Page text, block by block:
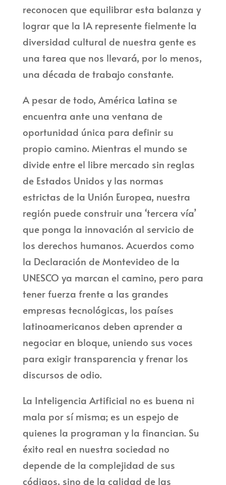
reconocen que equilibrar esta balanza y
lograr que la IA represente fielmente la
diversidad cultural de nuestra gente es
una tarea que nos llevará, por lo menos,
una década de trabajo constante.
A pesar de todo, América Latina se
encuentra ante una ventana de
oportunidad única para definir su
propio camino. Mientras el mundo se
divide entre el libre mercado sin reglas
de Estados Unidos y las normas
estrictas de la Unión Europea, nuestra
región puede construir una ‘tercera vía’
que ponga la innovación al servicio de
los derechos humanos. Acuerdos como
la Declaración de Montevideo de la
UNESCO ya marcan el camino, pero para
tener fuerza frente a las grandes
empresas tecnológicas, los países
latinoamericanos deben aprender a
negociar en bloque, uniendo sus voces
para exigir transparencia y frenar los
discursos de odio.
La Inteligencia Artificial no es buena ni
mala por sí misma; es un espejo de
quienes la programan y la financian. Su
éxito real en nuestra sociedad no
depende de la complejidad de sus
códigos, sino de la calidad de las